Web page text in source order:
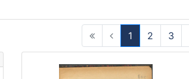
1
(current)
2 3